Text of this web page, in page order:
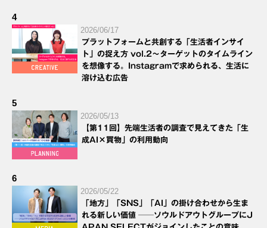
4
2026/06/17
プラットフォームと共創する「生活者インサイ
ト」の捉え方 vol.2～ターゲットのタイムライン
を想像する。Instagramで求められる、生活に
溶け込む広告
5
2026/05/13
【第11回】先端生活者の調査で見えてきた「生
成AI×買物」の利用動向
6
2026/05/22
「地方」「SNS」「AI」の掛け合わせから生ま
れる新しい価値 ──ソウルドアウトグループにJ